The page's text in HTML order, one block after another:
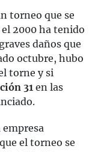
torneo que se
el 2000 ha tenido
daños que
octubre, hubo
torne y si
31 en las
el torneo se